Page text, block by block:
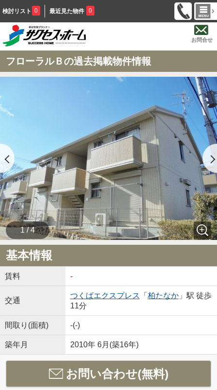
検討リスト 0 最近見た物件 0
お問合せ
フローラルＢの過去掲載物件情報
1 / 4
基本情報
賃料 -
交通
つくばエクスプレス 「 柏たなか」駅 徒歩
11分
間取り(面積) -(-)
築年月 2010年 6月(築16年)
お問い合わせ(無料)